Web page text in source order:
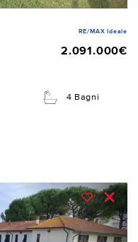
RE/MAX Ideale
2.091.000€
4 Bagni